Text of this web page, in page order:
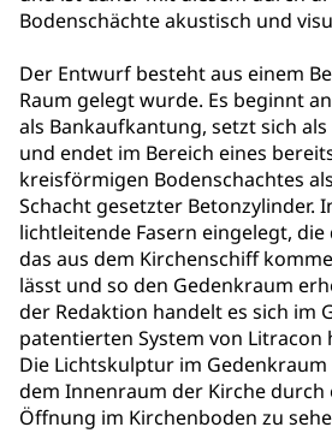
Bodenschächte akustisch und
Der Entwurf besteht aus einem
Raum gelegt wurde. Es beginnt
als Bankaufkantung, setzt sich
und endet im Bereich eines
kreisförmigen Bodenschachtes
Schacht gesetzter Betonzylinder.
lichtleitende Fasern eingelegt,
das aus dem Kirchenschiff
lässt und so den Gedenkraum
der Redaktion handelt es sich im
patentierten System von
Die Lichtskulptur im
dem Innenraum der Kirche durch
Öffnung im Kirchenboden zu